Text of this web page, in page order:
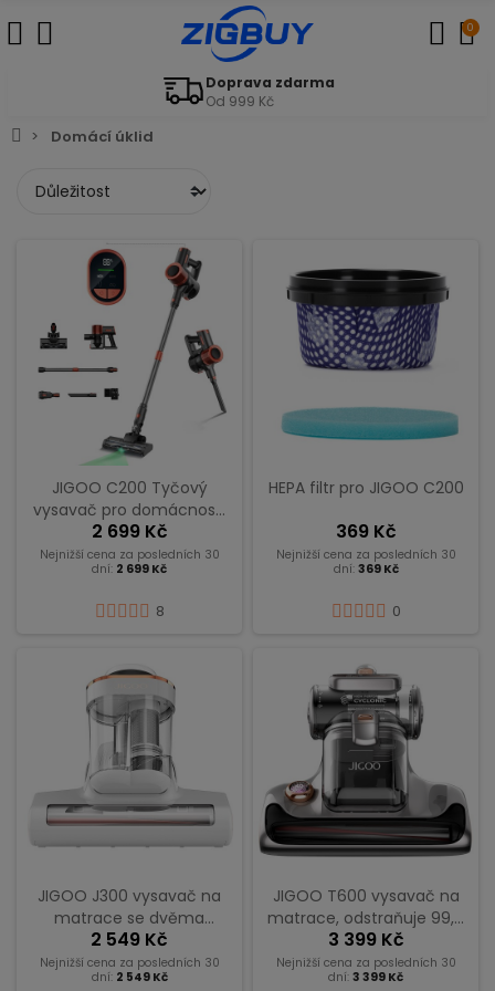
0
Doprava zdarma
Od 999 Kč
Domácí úklid
JIGOO C200 Tyčový
vysavač pro domácnosti
se zvířaty, 23 kPa, lehký 2,2
kg, 40 min provozu
2 699 Kč
Nejnižší cena za posledních 30
dní: 2 699 Kč
8
HEPA filtr pro JIGOO C200
369 Kč
Nejnižší cena za posledních 30
dní: 369 Kč
0
JIGOO J300 vysavač na
matrace se dvěma
nádobami, sacím
výkonem 13 kPa,
senzorem roztočů,
2 549 Kč
Nejnižší cena za posledních 30
dní: 2 549 Kč
JIGOO T600 vysavač na
matrace, odstraňuje 99,9
% alergenů z postelí a
pohovek, rychlé nahřátí
na 60 °C za 5 sekund –
3 399 Kč
Nejnižší cena za posledních 30
dní: 3 399 Kč